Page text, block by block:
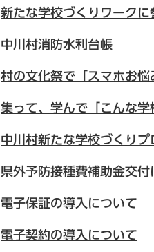
新たな学校づくりワークに
中川村消防水利台帳
村の文化祭で「スマホお
集って、学んで「こんな
中川村新たな学校づくり
県外予防接種費補助金交付
電子保証の導入について
電子契約の導入について